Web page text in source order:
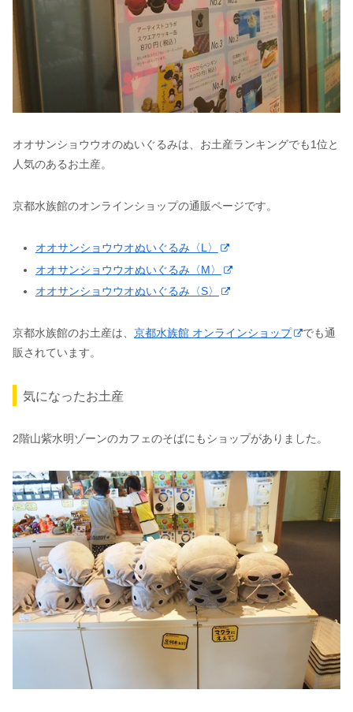
オオサンショウウオのぬいぐるみは、お土産ランキングでも1位と
人気のあるお土産。
京都水族館のオンラインショップの通販ページです。
オオサンショウウオぬいぐるみ〈L〉
オオサンショウウオぬいぐるみ〈M〉
オオサンショウウオぬいぐるみ〈S〉
京都水族館のお土産は、 京都水族館 オンラインショップ
でも通
販されています。
気になったお土産
2階山紫水明ゾーンのカフェのそばにもショップがありました。